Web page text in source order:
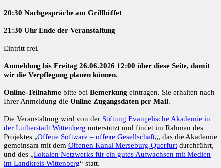
20:30 Nachgespräche am Grillbüffet
21:30 Uhr Ende der Veranstaltung
Eintritt frei.
Anmeldung bis Freitag 26.06.2026 12:00 über diese Seite, damit
wir die Verpflegung planen können.
Online-Teilnahme bitte bei Bemerkung eintragen. Sie erhalten nach
Ihrer Anmeldung die Online Zugangsdaten per Mail.
Die Veranstaltung wird von der Stiftung Evangelische Akademie in
der Lutherstadt Wittenberg unterstützt und findet im Rahmen des
Projektes „Offene Software – offene Gesellschaft„, das die Akademie
gemeinsam mit dem Offenen Kanal Merseburg-Querfurt durchführt,
und des „Lokalen Netzwerks für ein gutes Aufwachsen mit Medien
im Landkreis Wittenberg“ statt.